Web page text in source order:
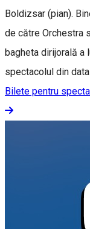
Boldizsar (pian).
de către Orchestra
bagheta dirijorală a
spectacolul din
Bilete pentru